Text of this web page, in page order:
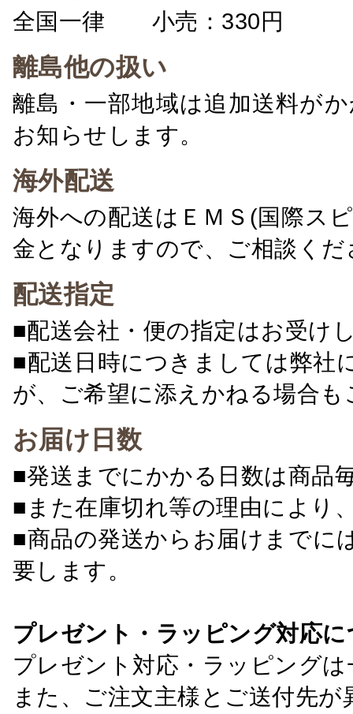
全国一律 小売：330円 卸
離島他の扱い
離島・一部地域は追加送料が
お知らせします。
海外配送
海外への配送はＥＭＳ(国際ス
金となりますので、ご相談くだ
配送指定
■配送会社・便の指定はお受け
■配送日時につきましては弊社
が、ご希望に添えかねる場合
お届け日数
■発送までにかかる日数は商品
■また在庫切れ等の理由により
■商品の発送からお届けまでに
要します。
プレゼント・ラッピング対応
プレゼント対応・ラッピング
また、ご注文主様とご送付先